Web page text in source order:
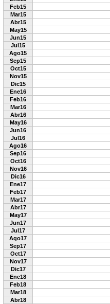
Feb15
Mar15
Abr15
May15
Jun15
Jul15
Ago15
Sep15
Oct15
Nov15
Dic15
Ene16
Feb16
Mar16
Abr16
May16
Jun16
Jul16
Ago16
Sep16
Oct16
Nov16
Dic16
Ene17
Feb17
Mar17
Abr17
May17
Jun17
Jul17
Ago17
Sep17
Oct17
Nov17
Dic17
Ene18
Feb18
Mar18
Abr18